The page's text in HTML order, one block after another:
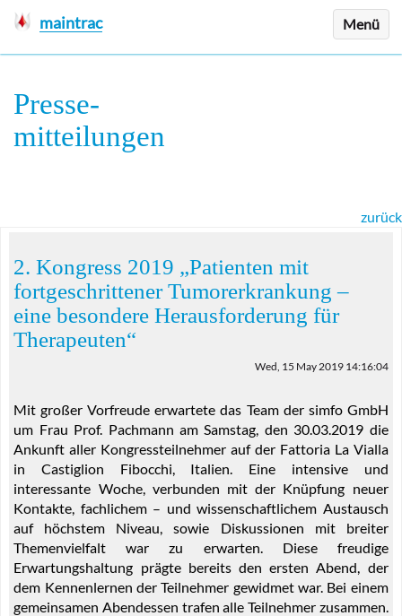
Menü
maintrac
Presse-
mitteilungen
zurück
2. Kongress 2019 „Patienten mit
fortgeschrittener Tumorerkrankung –
eine besondere Herausforderung für
Therapeuten“
Wed, 15 May 2019 14:16:04
Mit großer Vorfreude erwartete das Team der simfo GmbH
um Frau Prof. Pachmann am Samstag, den 30.03.2019 die
Ankunft aller Kongressteilnehmer auf der Fattoria La Vialla
in Castiglion Fibocchi, Italien. Eine intensive und
interessante Woche, verbunden mit der Knüpfung neuer
Kontakte, fachlichem – und wissenschaftlichem Austausch
auf höchstem Niveau, sowie Diskussionen mit breiter
Themenvielfalt war zu erwarten. Diese freudige
Erwartungshaltung prägte bereits den ersten Abend, der
dem Kennenlernen der Teilnehmer gewidmet war. Bei einem
gemeinsamen Abendessen trafen alle Teilnehmer zusammen.